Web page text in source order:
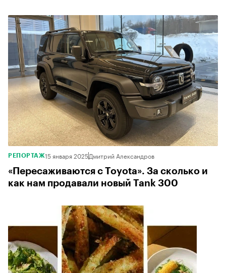
РЕПОРТАЖ15 января 2025Дмитрий Александров
«Пересаживаются с Toyota». За сколько и
как нам продавали новый Tank 300